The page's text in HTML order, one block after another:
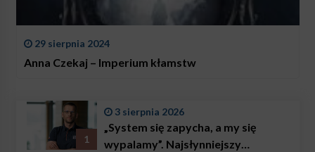
29 sierpnia 2024
Anna Czekaj – Imperium kłamstw
1
3 sierpnia 2026
„System się zapycha, a my się
wypalamy”. Najsłynniejszy